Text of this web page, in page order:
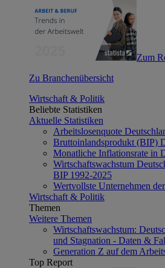
Zum
Zu Branchenübersicht
Wirtschaft & Politik
Beliebte Statistiken
Aktuelle Statistiken
Arbeitslosenquote
Bruttoinlandsprodukt (BIP)
Monatliche Inflationsrate in
Wirtschaftswachstum
BIP 1992-2025
Wertvollste Unternehmen
Wirtschaft & Politik
Themen
Weitere Themen
Wirtschaftswachstum:
und Stagnation - Daten &
Generation Z auf dem
Top Report